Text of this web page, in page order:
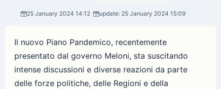
25 January 2024 14:12 update: 25 January 2024 15:09
Il nuovo Piano Pandemico, recentemente
presentato dal governo Meloni, sta suscitando
intense discussioni e diverse reazioni da parte
delle forze politiche, delle Regioni e della